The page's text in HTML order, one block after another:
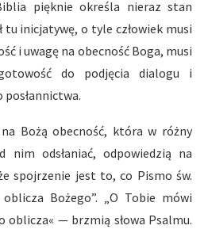
pięknie określa nieraz stan
tu inicjatywę, o tyle człowiek musi
i uwagę na obecność Boga, musi
do podjęcia dialogu i
na Bożą obecność, która w różny
nim odsłaniać, odpowiedzią na
spojrzenie jest to, co Pismo św.
Bożego”. „O Tobie mówi
oblicza« — brzmią słowa Psalmu.